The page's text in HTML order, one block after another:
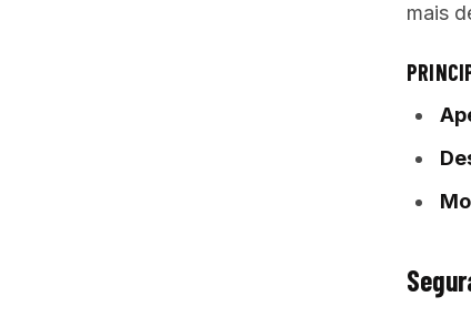
mais